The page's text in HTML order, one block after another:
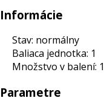
Informácie
Stav: normálny
Baliaca jednotka: 1
Množstvo v balení: 1
Parametre